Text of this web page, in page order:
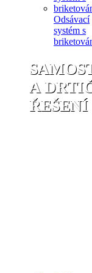
Odsávací
systém s
A
ŘEŠENÍ